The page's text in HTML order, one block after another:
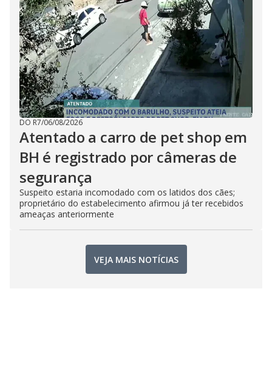
DO R7/06/08/2026
Atentado a carro de pet shop em
BH é registrado por câmeras de
segurança
Suspeito estaria incomodado com os latidos dos cães;
proprietário do estabelecimento afirmou já ter recebidos
ameaças anteriormente
VEJA MAIS NOTÍCIAS